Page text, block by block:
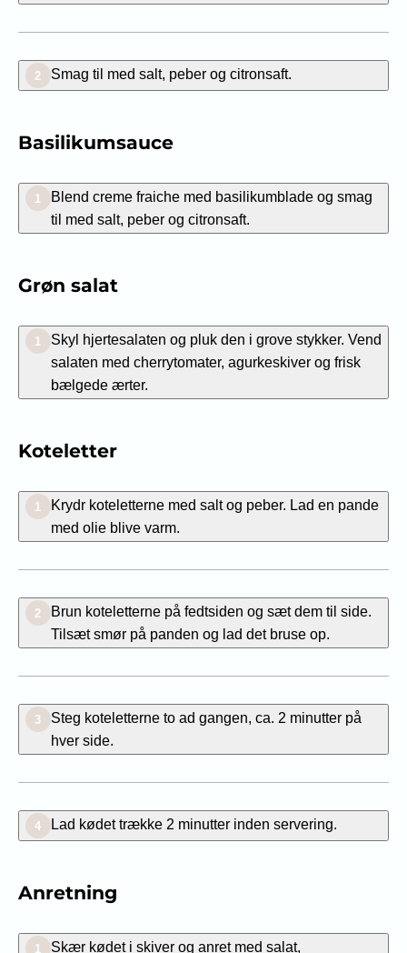
2 Smag til med salt, peber og citronsaft.
Basilikumsauce
1
Blend creme fraiche med basilikumblade og smag
til med salt, peber og citronsaft.
Grøn salat
1
Skyl hjertesalaten og pluk den i grove stykker. Vend
salaten med cherrytomater, agurkeskiver og frisk
bælgede ærter.
Koteletter
1
Krydr koteletterne med salt og peber. Lad en pande
med olie blive varm.
2
Brun koteletterne på fedtsiden og sæt dem til side.
Tilsæt smør på panden og lad det bruse op.
3
Steg koteletterne to ad gangen, ca. 2 minutter på
hver side.
4 Lad kødet trække 2 minutter inden servering.
Anretning
1 Skær kødet i skiver og anret med salat,